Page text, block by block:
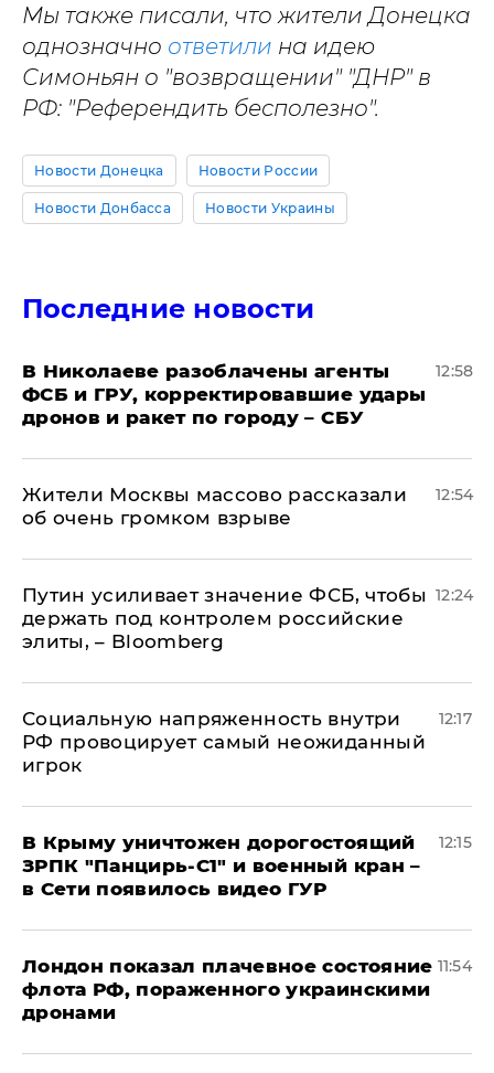
Мы также писали, что жители Донецка
однозначно ответили на идею
Симоньян о "возвращении" "ДНР" в
РФ: "Референдить бесполезно".
Новости Донецка Новости России
Новости Донбасса Новости Украины
Последние новости
В Николаеве разоблачены агенты
ФСБ и ГРУ, корректировавшие удары
дронов и ракет по городу – СБУ
12:58
Жители Москвы массово рассказали
об очень громком взрыве
12:54
Путин усиливает значение ФСБ, чтобы
держать под контролем российские
элиты, – Bloomberg
12:24
Социальную напряженность внутри
РФ провоцирует самый неожиданный
игрок
12:17
В Крыму уничтожен дорогостоящий
ЗРПК "Панцирь-С1" и военный кран –
в Сети появилось видео ГУР
12:15
Лондон показал плачевное состояние
флота РФ, пораженного украинскими
дронами
11:54